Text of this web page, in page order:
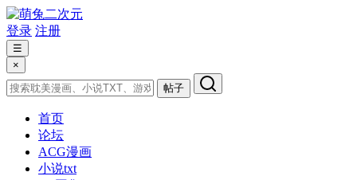
登录 注册
☰
×
帖子
首页
论坛
ACG漫画
小说txt